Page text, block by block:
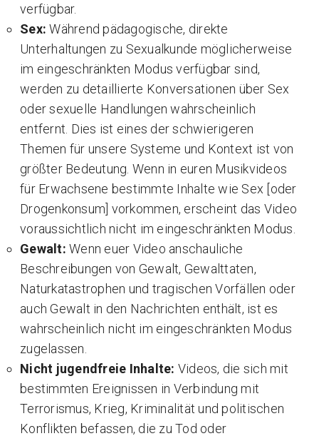
verfügbar.
Sex:Während pädagogische, direkte
Unterhaltungen zu Sexualkunde möglicherweise
im eingeschränkten Modus verfügbar sind,
werden zu detaillierte Konversationen über Sex
oder sexuelle Handlungen wahrscheinlich
entfernt. Dies ist eines der schwierigeren
Themen für unsere Systeme und Kontext ist von
größter Bedeutung. Wenn in euren Musikvideos
für Erwachsene bestimmte Inhalte wie Sex [oder
Drogenkonsum] vorkommen, erscheint das Video
voraussichtlich nicht im eingeschränkten Modus.
Gewalt: Wenn euer Video anschauliche
Beschreibungen von Gewalt, Gewalttaten,
Naturkatastrophen und tragischen Vorfällen oder
auch Gewalt in den Nachrichten enthält, ist es
wahrscheinlich nicht im eingeschränkten Modus
zugelassen.
Nicht jugendfreie Inhalte: Videos, die sich mit
bestimmten Ereignissen in Verbindung mit
Terrorismus, Krieg, Kriminalität und politischen
Konflikten befassen, die zu Tod oder